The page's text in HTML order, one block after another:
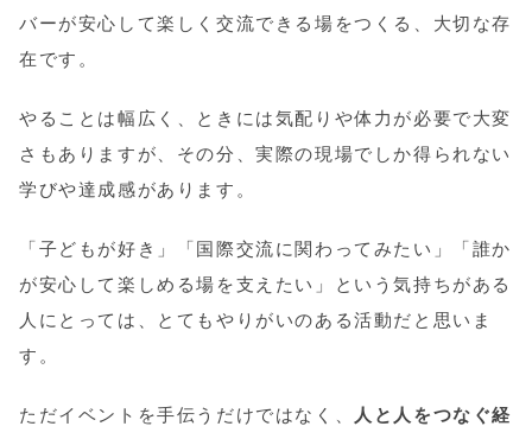
バーが安心して楽しく交流できる場をつくる、大切な存
在です。
やることは幅広く、ときには気配りや体力が必要で大変
さもありますが、その分、実際の現場でしか得られない
学びや達成感があります。
「子どもが好き」「国際交流に関わってみたい」「誰か
が安心して楽しめる場を支えたい」という気持ちがある
人にとっては、とてもやりがいのある活動だと思いま
す。
ただイベントを手伝うだけではなく、
人と人をつなぐ経